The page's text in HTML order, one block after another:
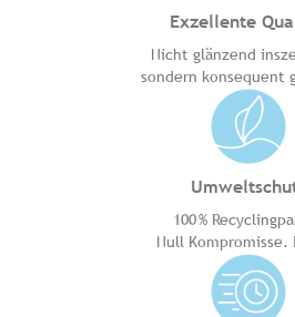
Exzellente
Nicht glänzend
sondern konsequent
100 %
Null Kompromisse.